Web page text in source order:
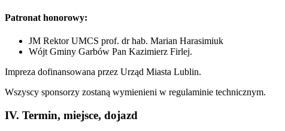
Patronat honorowy:
JM Rektor UMCS prof. dr hab. Marian Harasimiuk
Wójt Gminy Garbów Pan Kazimierz Firlej.
Impreza dofinansowana przez Urząd Miasta Lublin.
Wszyscy sponsorzy zostaną wymienieni w regulaminie technicznym.
IV. Termin, miejsce, dojazd